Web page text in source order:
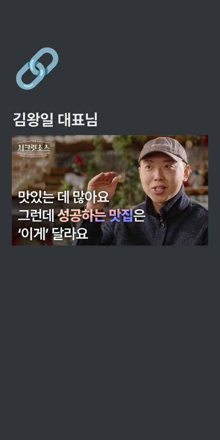
🔗
김왕일 대표님